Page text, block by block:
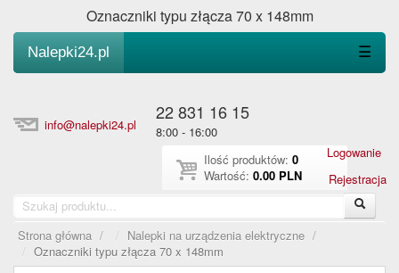
Oznaczniki typu złącza 70 x 148mm
Nalepki24.pl ☰
Logowanie
Rejestracja
info@nalepki24.pl
22 831 16 15
8:00 - 16:00
Ilość produktów: 0
Wartość: 0.00 PLN
Strona główna / Nalepki na urządzenia elektryczne /
Oznaczniki typu złącza 70 x 148mm